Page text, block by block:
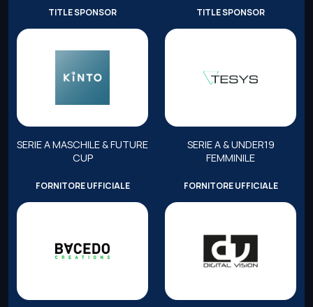
TITLE SPONSOR
SERIE A MASCHILE & FUTURE
CUP
TITLE SPONSOR
SERIE A & UNDER19
FEMMINILE
FORNITORE UFFICIALE FORNITORE UFFICIALE